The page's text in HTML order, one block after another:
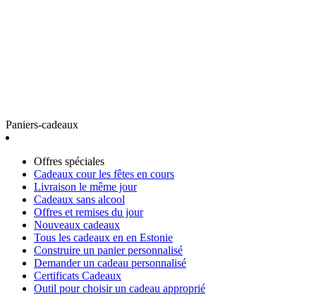
Paniers-cadeaux
Offres spéciales
Cadeaux cour les fêtes en cours
Livraison le même jour
Cadeaux sans alcool
Offres et remises du jour
Nouveaux cadeaux
Tous les cadeaux en en Estonie
Construire un panier personnalisé
Demander un cadeau personnalisé
Certificats Cadeaux
Outil pour choisir un cadeau approprié